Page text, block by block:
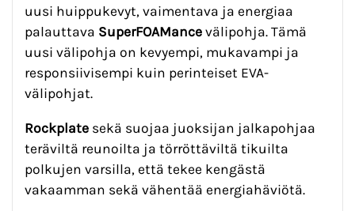
uusi huippukevyt, vaimentava ja energiaa
palauttava SuperFOAMance välipohja. Tämä
uusi välipohja on kevyempi, mukavampi ja
responsiivisempi kuin perinteiset EVA-
välipohjat.
Rockplate sekä suojaa juoksijan jalkapohjaa
teräviltä reunoilta ja törröttäviltä tikuilta
polkujen varsilla, että tekee kengästä
vakaamman sekä vähentää energiahäviötä.